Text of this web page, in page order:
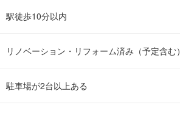
駅徒歩10分以内
リノベーション・リフォーム済み（予定含む）
駐車場が2台以上ある